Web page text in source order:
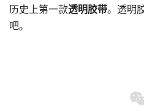
历史上第一款透明胶带。透明
吧。